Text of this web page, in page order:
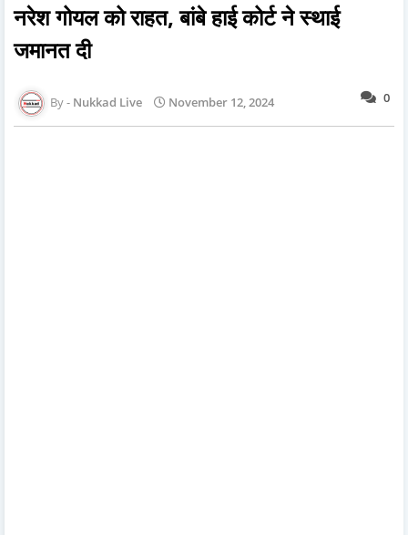
नरेश गोयल को राहत, बांबे हाई कोर्ट ने स्थाई
जमानत दी
0
Nukkad Live November 12, 2024